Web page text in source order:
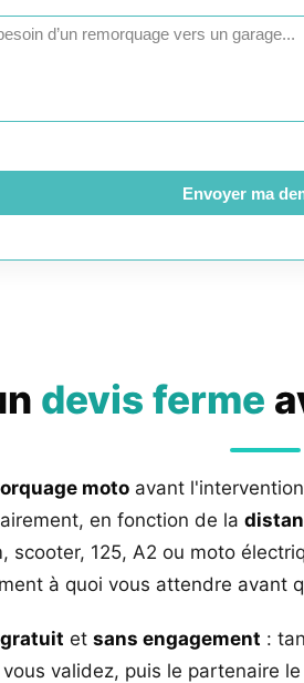
Envoyer ma
devis ferme
moto avant
en fonction de la
scooter, 125, A2 ou moto
à quoi vous attendre avant
gratuit et sans engagement :
validez, puis le partenaire